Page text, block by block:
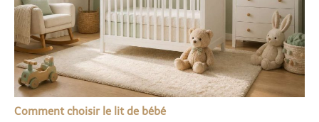
Comment choisir le lit de bébé